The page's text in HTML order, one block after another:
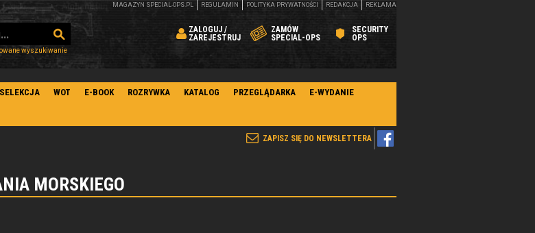
wyszukiwanie
ZALOGUJ /
ZAREJESTRUJ
ZAMÓW
SPECIAL-OPS
SECURITY
OPS
MAGAZYN SPECIAL-OPS.PL REGULAMIN POLITYKA PRYWATNOŚCI REDAKCJA REKLAMA
SELEKCJA WOT E-BOOK ROZRYWKA KATALOG PRZEGLĄDARKA E-WYDANIE
ZAPISZ SIĘ DO NEWSLETTERA
MORSKIEGO